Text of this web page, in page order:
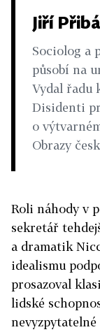
Jiří
Sociolog a
působí na
Vydal řadu
Disidenti
o
Obrazy
Roli náhody v
sekretář
a dramatik
idealismu
prosazoval
lidské